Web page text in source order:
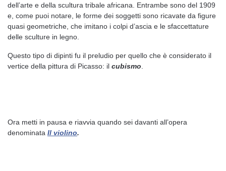
dell’arte e della scultura tribale africana. Entrambe sono del 1909
e, come puoi notare, le forme dei soggetti sono ricavate da figure
quasi geometriche, che imitano i colpi d’ascia e le sfaccettature
delle sculture in legno.
Questo tipo di dipinti fu il preludio per quello che è considerato il
vertice della pittura di Picasso: il cubismo
Ora metti in pausa e riavvia quando sei davanti all’opera
denominata Il violino.